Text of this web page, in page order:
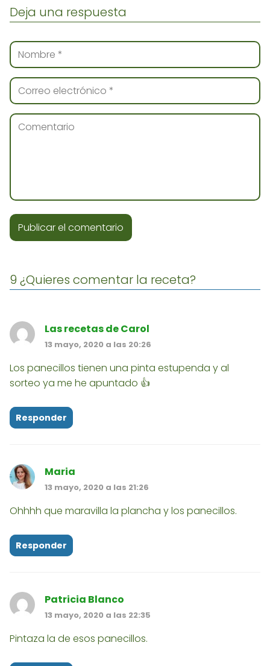
9 ¿Quieres comentar la receta?
Las recetas de Carol
13 mayo, 2020 a las 20:26
Los panecillos tienen una pinta estupenda y al
sorteo ya me he apuntado 👍
Responder
Maria
13 mayo, 2020 a las 21:26
Ohhhh que maravilla la plancha y los panecillos.
Responder
Patricia Blanco
13 mayo, 2020 a las 22:35
Pintaza la de esos panecillos.
Deja una respuesta